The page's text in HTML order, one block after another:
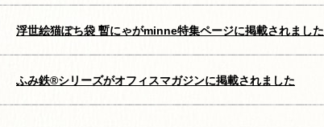
浮世絵猫ぽち袋 暫にゃがminne特集ページに掲載されました
ふみ鉄®シリーズがオフィスマガジンに掲載されました